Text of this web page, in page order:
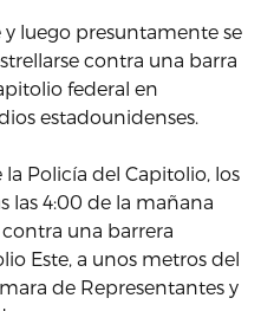
luego presuntamente se
contra una barra
federal en
estadounidenses.
Policía del Capitolio, los
las 4:00 de la mañana
una barrera
Este, a unos metros del
de Representantes y